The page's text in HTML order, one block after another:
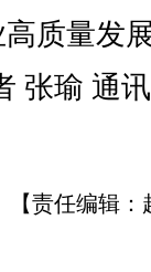
质量发
张瑜 通
【责任编辑：